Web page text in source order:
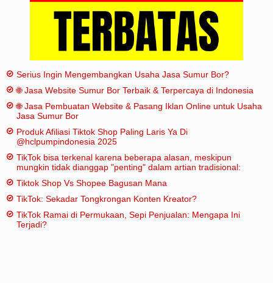
Serius Ingin Mengembangkan Usaha Jasa Sumur Bor?
🌐 Jasa Website Sumur Bor Terbaik & Terpercaya di Indonesia
🌐 Jasa Pembuatan Website & Pasang Iklan Online untuk Usaha
Jasa Sumur Bor
Produk Afiliasi Tiktok Shop Paling Laris Ya Di
@hclpumpindonesia 2025
TikTok bisa terkenal karena beberapa alasan, meskipun
mungkin tidak dianggap "penting" dalam artian tradisional:
Tiktok Shop Vs Shopee Bagusan Mana
TikTok: Sekadar Tongkrongan Konten Kreator?
TikTok Ramai di Permukaan, Sepi Penjualan: Mengapa Ini
Terjadi?